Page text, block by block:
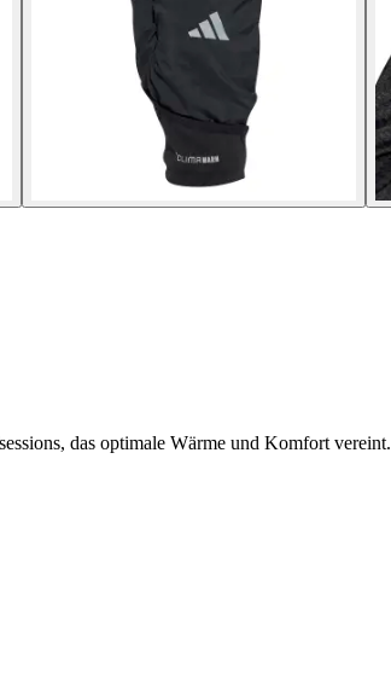
das optimale Wärme und Komfort vereint.